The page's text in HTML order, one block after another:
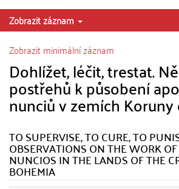
Zobrazit záznam
Zobrazit minimální záznam
Dohlížet, léčit, trestat.
postřehů k působení
nunciů v zemích Koruny
TO SUPERVISE, TO CURE, TO
OBSERVATIONS ON THE WORK
NUNCIOS IN THE LANDS OF THE
BOHEMIA